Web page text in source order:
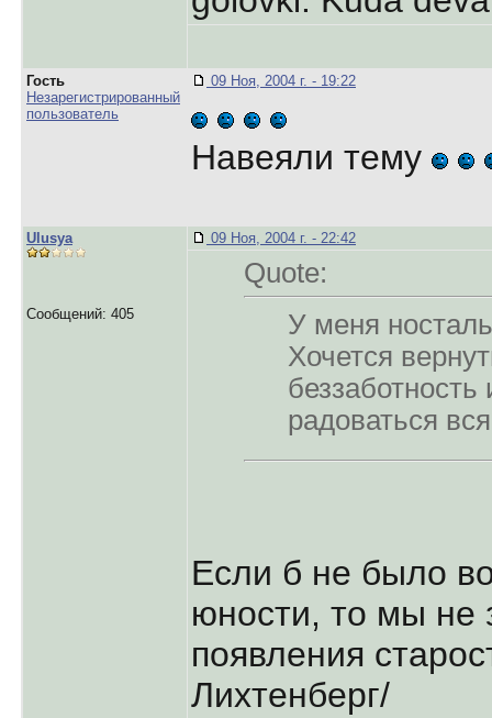
Гость
Незарегистрированный
пользователь
09 Ноя, 2004 г. - 19:22
Навеяли тему
Ulusya
Сообщений: 405
09 Ноя, 2004 г. - 22:42
Quote:
У меня
Хочется
радоваться
Если б не было
юности, то мы не
появления
Лихтенберг/